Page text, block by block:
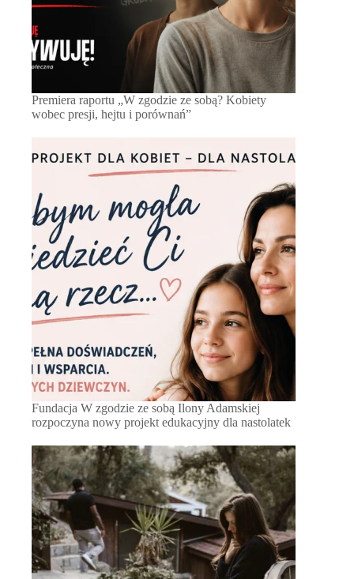
Premiera raportu „W zgodzie ze sobą? Kobiety
wobec presji, hejtu i porównań”
Fundacja W zgodzie ze sobą Ilony Adamskiej
rozpoczyna nowy projekt edukacyjny dla nastolatek